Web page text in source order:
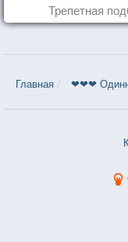
Трепетная
Главная ❤❤❤